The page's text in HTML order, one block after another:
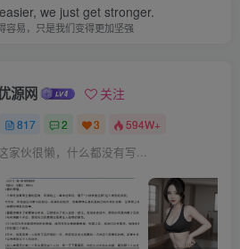
we just get stronger.
容易，只是我们变得更加坚强
源网 关注
817 2 3 594W+
家伙很懒，什么都没有写...